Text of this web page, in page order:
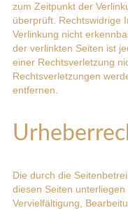
zum Zeitpunkt der
überprüft. Rechtswidrige
Verlinkung nicht
der verlinkten Seiten ist
einer Rechtsverletzung
Rechtsverletzungen
entfernen.
Die durch die
diesen Seiten
Vervielfältigung,